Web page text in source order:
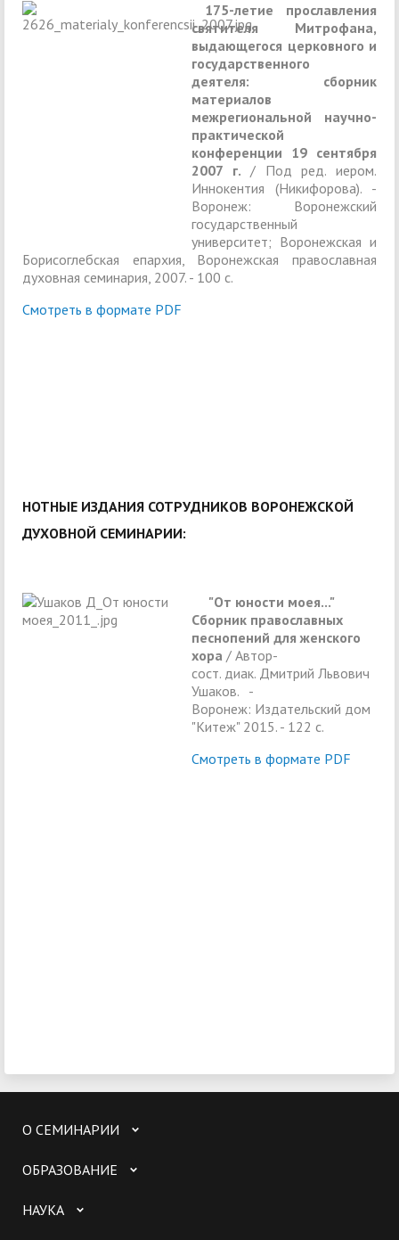
175-летие прославления
святителя Митрофана,
выдающегося церковного и
государственного
деятеля: сборник
материалов
межрегиональной научно-
практической
конференции 19 сентября
2007 г. / Под ред. иером.
Иннокентия (Никифорова). -
Воронеж: Воронежский
государственный
университет; Воронежская и
Борисоглебская епархия, Воронежская православная
духовная семинария, 2007. - 100 с.
Смотреть в формате PDF
НОТНЫЕ ИЗДАНИЯ СОТРУДНИКОВ ВОРОНЕЖСКОЙ
ДУХОВНОЙ СЕМИНАРИИ:
"От юности моея..."
Сборник православных
песнопений для женского
хора / Автор-
сост. диак. Дмитрий Львович
Ушаков. -
Воронеж: Издательский дом
"Китеж" 2015. - 122 с.
Смотреть в формате PDF
О СЕМИНАРИИ
ОБРАЗОВАНИЕ
НАУКА